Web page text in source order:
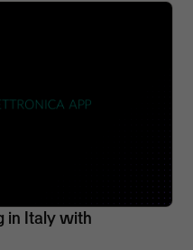
in Italy with